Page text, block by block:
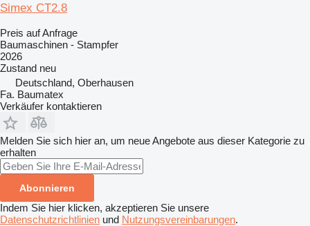
Simex CT2.8
Preis auf Anfrage
Baumaschinen - Stampfer
2026
Zustand neu
Deutschland, Oberhausen
Fa. Baumatex
Verkäufer kontaktieren
Melden Sie sich hier an, um neue Angebote aus dieser Kategorie zu
erhalten
Abonnieren
Indem Sie hier klicken, akzeptieren Sie unsere
Datenschutzrichtlinien und Nutzungsvereinbarungen.